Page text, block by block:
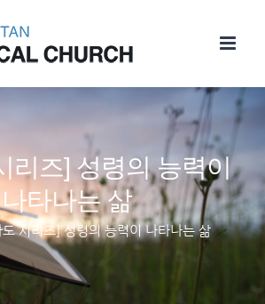
리즈] 성령의 능력이
나타나는 삶
도 시리즈] 성령의 능력이 나타나는 삶